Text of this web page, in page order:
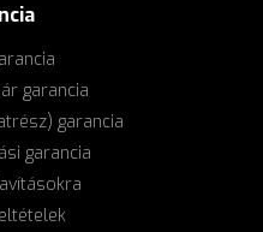
garancia
garancia
garancia